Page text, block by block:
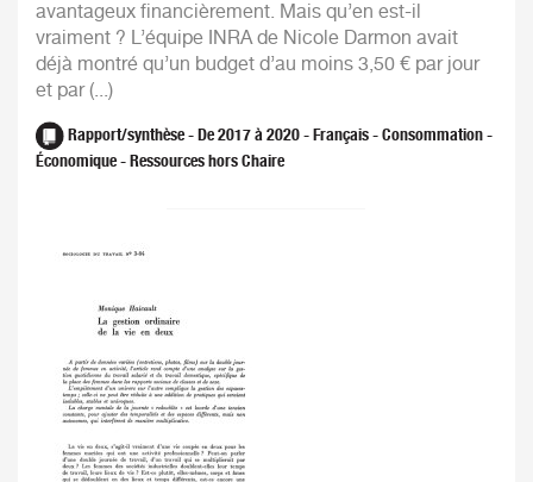
avantageux financièrement. Mais qu’en est-il
vraiment ? L’équipe INRA de Nicole Darmon avait
déjà montré qu’un budget d’au moins 3,50 € par jour
et par (...)
Rapport/synthèse - De 2017 à 2020 - Français - Consommation -
Économique - Ressources hors Chaire